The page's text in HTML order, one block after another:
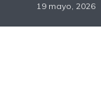
19 mayo, 2026